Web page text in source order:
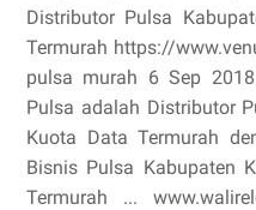
Distributor Pulsa
Termurah https://
pulsa murah 6 Sep
Pulsa adalah Distributor
Kuota Data Termurah
Bisnis Pulsa Kabupaten
Termurah ...